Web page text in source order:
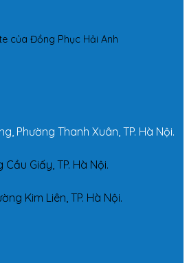
của Đồng Phục Hải Anh
Phường Thanh Xuân, TP. Hà Nội.
Giấy, TP. Hà Nội.
Kim Liên, TP. Hà Nội.